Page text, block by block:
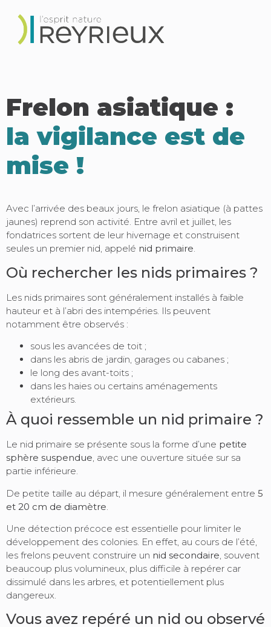
Frelon asiatique :
la vigilance est de
mise !
Avec l’arrivée des beaux jours, le frelon asiatique (à pattes
jaunes) reprend son activité. Entre avril et juillet, les
fondatrices sortent de leur hivernage et construisent
seules un premier nid, appelé nid primaire.
Où rechercher les nids primaires ?
Les nids primaires sont généralement installés à faible
hauteur et à l’abri des intempéries. Ils peuvent
notamment être observés :
sous les avancées de toit ;
dans les abris de jardin, garages ou cabanes ;
le long des avant-toits ;
dans les haies ou certains aménagements
extérieurs.
À quoi ressemble un nid primaire ?
Le nid primaire se présente sous la forme d’une petite
sphère suspendue, avec une ouverture située sur sa
partie inférieure.
De petite taille au départ, il mesure généralement entre 5
et 20 cm de diamètre
Une détection précoce est essentielle pour limiter le
développement des colonies. En effet, au cours de l’été,
les frelons peuvent construire un nid secondaire, souvent
beaucoup plus volumineux, plus difficile à repérer car
dissimulé dans les arbres, et potentiellement plus
dangereux.
Vous avez repéré un nid ou observé